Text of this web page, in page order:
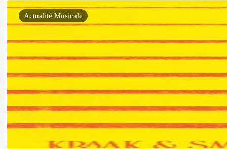
Actualité Musicale